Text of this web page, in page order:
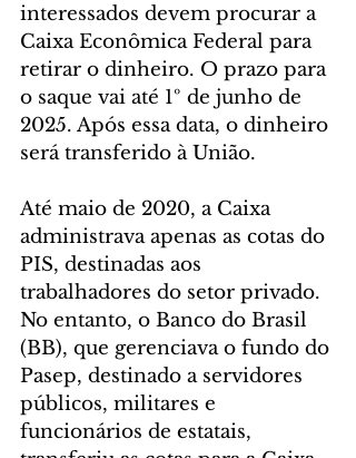
interessados devem procurar a
Caixa Econômica Federal para
retirar o dinheiro. O prazo para
o saque vai até 1º de junho de
2025. Após essa data, o dinheiro
será transferido à União.
Até maio de 2020, a Caixa
administrava apenas as cotas do
PIS, destinadas aos
trabalhadores do setor privado.
No entanto, o Banco do Brasil
(BB), que gerenciava o fundo do
Pasep, destinado a servidores
públicos, militares e
funcionários de estatais,